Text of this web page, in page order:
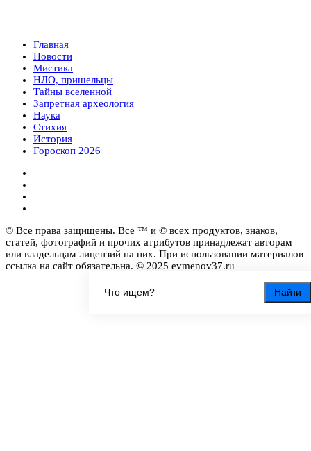
Найти
Главная
Новости
Мистика
НЛО, пришельцы
Тайны вселенной
Запретная археология
Наука
Стихия
История
Гороскоп 2026
© Все права защищены. Все ™ и © всех продуктов, знаков,
статей, фотографий и прочих атрибутов принадлежат авторам
или владельцам лицензий на них. При использовании материалов
ссылка на сайт обязательна. © 2025 evmenov37.ru